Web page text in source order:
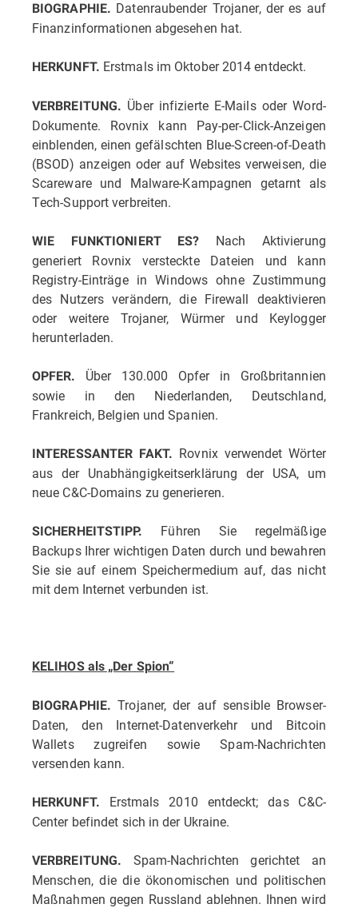
BIOGRAPHIE. Datenraubender Trojaner, der es auf
Finanzinformationen abgesehen hat.
HERKUNFT. Erstmals im Oktober 2014 entdeckt.
VERBREITUNG. Über infizierte E-Mails oder Word-
Dokumente. Rovnix kann Pay-per-Click-Anzeigen
einblenden, einen gefälschten Blue-Screen-of-Death
(BSOD) anzeigen oder auf Websites verweisen, die
Scareware und Malware-Kampagnen getarnt als
Tech-Support verbreiten.
WIE FUNKTIONIERT ES? Nach Aktivierung
generiert Rovnix versteckte Dateien und kann
Registry-Einträge in Windows ohne Zustimmung
des Nutzers verändern, die Firewall deaktivieren
oder weitere Trojaner, Würmer und Keylogger
herunterladen.
OPFER.
Über 130.000 Opfer in Großbritannien
sowie in den Niederlanden, Deutschland,
Frankreich, Belgien und Spanien.
INTERESSANTER FAKT. Rovnix verwendet Wörter
aus der Unabhängigkeitserklärung der USA, um
neue C&C-Domains zu generieren.
SICHERHEITSTIPP.
Führen Sie regelmäßige
Backups Ihrer wichtigen Daten durch und bewahren
Sie sie auf einem Speichermedium auf, das nicht
mit dem Internet verbunden ist.
KELIHOS als „Der Spion“
BIOGRAPHIE. Trojaner, der auf sensible Browser-
Daten, den Internet-Datenverkehr und Bitcoin
Wallets zugreifen sowie Spam-Nachrichten
versenden kann.
HERKUNFT. Erstmals 2010 entdeckt; das C&C-
Center befindet sich in der Ukraine.
VERBREITUNG.
Spam-Nachrichten gerichtet an
Menschen, die die ökonomischen und politischen
Maßnahmen gegen Russland ablehnen. Ihnen wird